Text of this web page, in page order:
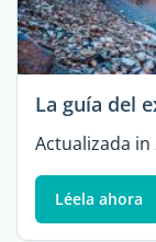
La guía del
Actualizada
Léela ahora